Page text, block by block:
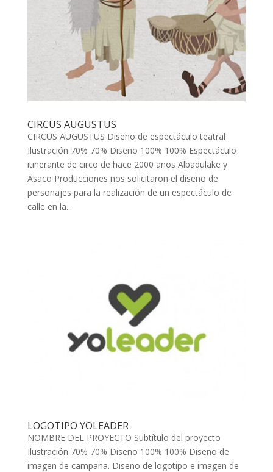
CIRCUS AUGUSTUS
CIRCUS AUGUSTUS Diseño de espectáculo teatral
Ilustración 70% 70% Diseño 100% 100% Espectáculo
itinerante de circo de hace 2000 años Albadulake y
Asaco Producciones nos solicitaron el diseño de
personajes para la realización de un espectáculo de
calle en la...
LOGOTIPO YOLEADER
NOMBRE DEL PROYECTO Subtítulo del proyecto
Ilustración 70% 70% Diseño 100% 100% Diseño de
imagen de campaña. Diseño de logotipo e imagen de